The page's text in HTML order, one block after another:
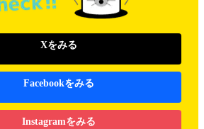
Xをみる
Facebookをみる
Instagramをみる